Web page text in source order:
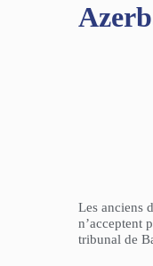
Les anciens
n’acceptent
tribunal de